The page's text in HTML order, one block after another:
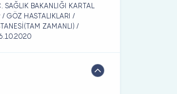
BAKANLIĞI KARTAL
/ GÖZ HASTALIKLARI /
ZAMANLI) /